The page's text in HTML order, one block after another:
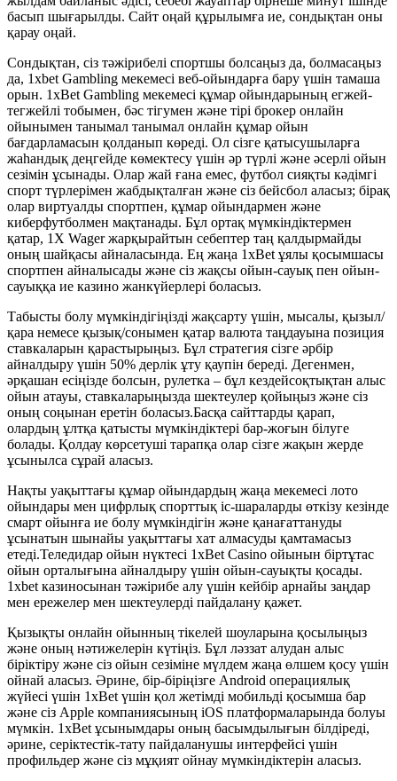
басып шығарылды. Сайт оңай құрылымға ие, сондықтан оны
қарау оңай.
Сондықтан, сіз тәжірибелі спортшы болсаңыз да, болмасаңыз
да, 1xbet Gambling мекемесі веб-ойындарға бару үшін тамаша
орын. 1xBet Gambling мекемесі құмар ойындарының егжей-
тегжейлі тобымен, бәс тігумен және тірі брокер онлайн
ойынымен танымал танымал онлайн құмар ойын
бағдарламасын қолданып көреді. Ол сізге қатысушыларға
жаһандық деңгейде көмектесу үшін әр түрлі және әсерлі ойын
сезімін ұсынады. Олар жай ғана емес, футбол сияқты кәдімгі
спорт түрлерімен жабдықталған және сіз бейсбол аласыз; бірақ
олар виртуалды спортпен, құмар ойындармен және
киберфутболмен мақтанады. Бұл ортақ мүмкіндіктермен
қатар, 1X Wager жарқырайтын себептер таң қалдырмайды
оның шайқасы айналасында. Ең жаңа 1xBet ұялы қосымшасы
спортпен айналысады және сіз жақсы ойын-сауық пен ойын-
сауыққа ие казино жанкүйерлері боласыз.
Табысты болу мүмкіндігіңізді жақсарту үшін, мысалы, қызыл/
қара немесе қызық/сонымен қатар валюта таңдауына позиция
ставкаларын қарастырыңыз. Бұл стратегия сізге әрбір
айналдыру үшін 50% дерлік ұту қаупін береді. Дегенмен,
әрқашан есіңізде болсын, рулетка – бұл кездейсоқтықтан алыс
ойын атауы, ставкаларыңызда шектеулер қойыңыз және сіз
оның соңынан еретін боласыз.Басқа сайттарды қарап,
олардың ұлтқа қатысты мүмкіндіктері бар-жоғын білуге ​​
болады. Қолдау көрсетуші тарапқа олар сізге жақын жерде
ұсынылса сұрай аласыз.
Нақты уақыттағы құмар ойындардың жаңа мекемесі лото
ойындары мен цифрлық спорттық іс-шараларды өткізу кезінде
смарт ойынға ие болу мүмкіндігін және қанағаттануды
ұсынатын шынайы уақыттағы хат алмасуды қамтамасыз
етеді.Теледидар ойын нүктесі 1xBet Casino ойынын біртұтас
ойын орталығына айналдыру үшін ойын-сауықты қосады.
1xbet казиносынан тәжірибе алу үшін кейбір арнайы заңдар
мен ережелер мен шектеулерді пайдалану қажет.
Қызықты онлайн ойынның тікелей шоуларына қосылыңыз
және оның нәтижелерін күтіңіз. Бұл ләззат алудан алыс
біріктіру және сіз ойын сезіміне мүлдем жаңа өлшем қосу үшін
ойнай аласыз. Әрине, бір-біріңізге Android операциялық
жүйесі үшін 1xBet үшін қол жетімді мобильді қосымша бар
және сіз Apple компаниясының iOS платформаларында болуы
мүмкін. 1xBet ұсынымдары оның басымдылығын білдіреді,
әрине, серіктестік-тату пайдаланушы интерфейсі үшін
профильдер және сіз мұқият ойнау мүмкіндіктерін аласыз.